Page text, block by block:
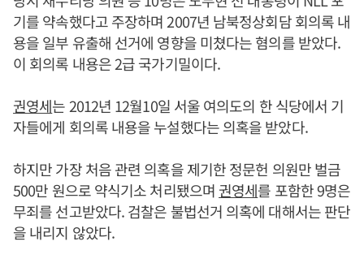
기를 약속했다고 주장하며 2007년 남북정상회담 회의록 내
용을 일부 유출해 선거에 영향을 미쳤다는 혐의를 받았다.
이 회의록 내용은 2급 국가기밀이다.
권영세는 2012년 12월10일 서울 여의도의 한 식당에서 기
자들에게 회의록 내용을 누설했다는 의혹을 받았다.
하지만 가장 처음 관련 의혹을 제기한 정문헌 의원만 벌금
500만 원으로 약식기소 처리됐으며 권영세를 포함한 9명은
무죄를 선고받았다. 검찰은 불법선거 의혹에 대해서는 판단
을 내리지 않았다.